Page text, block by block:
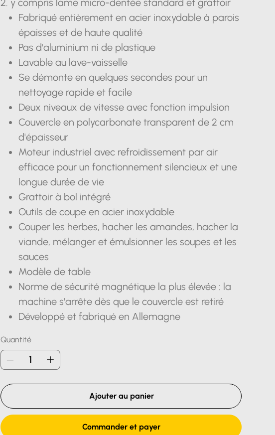
2. y compris lame micro-dentée standard et grattoir
Fabriqué entièrement en acier inoxydable à parois
épaisses et de haute qualité
Pas d'aluminium ni de plastique
Lavable au lave-vaisselle
Se démonte en quelques secondes pour un
nettoyage rapide et facile
Deux niveaux de vitesse avec fonction impulsion
Couvercle en polycarbonate transparent de 2 cm
d'épaisseur
Moteur industriel avec refroidissement par air
efficace pour un fonctionnement silencieux et une
longue durée de vie
Grattoir à bol intégré
Outils de coupe en acier inoxydable
Couper les herbes, hacher les amandes, hacher la
viande, mélanger et émulsionner les soupes et les
sauces
Modèle de table
Norme de sécurité magnétique la plus élevée : la
machine s'arrête dès que le couvercle est retiré
Développé et fabriqué en Allemagne
Quantité
Ajouter au panier
Commander et payer